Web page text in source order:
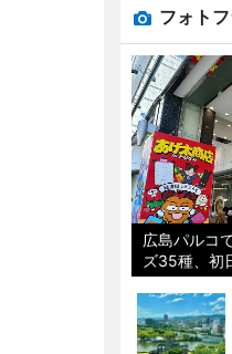
フォト
広島パルコ
ズ35種、初